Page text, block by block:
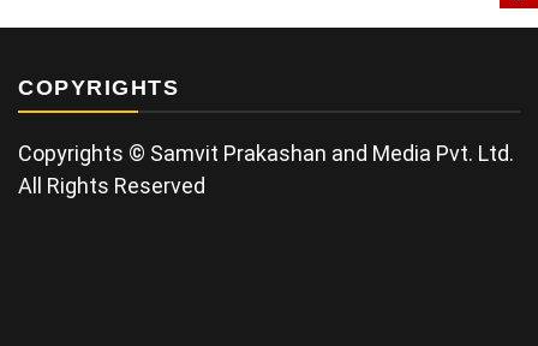
COPYRIGHTS
Copyrights © Samvit Prakashan and Media Pvt. Ltd.
All Rights Reserved